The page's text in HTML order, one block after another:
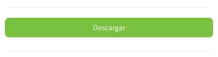
Descargar